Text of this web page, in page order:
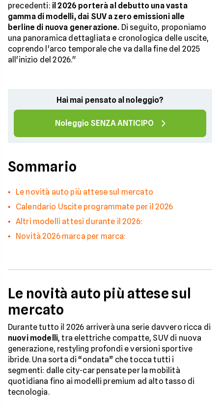
precedenti: il 2026 porterà al debutto una vasta
gamma di modelli, dai SUV a zero emissioni alle
berline di nuova generazione. Di seguito, proponiamo
una panoramica dettagliata e cronologica delle uscite,
coprendo l'arco temporale che va dalla fine del 2025
all'inizio del 2026."
Hai mai pensato al noleggio?
Noleggio SENZA ANTICIPO
Sommario
Le novità auto più attese sul mercato
Calendario Uscite programmate per il 2026
Altri modelli attesi durante il 2026:
Novità 2026 marca per marca:
Le novità auto più attese sul
mercato
Durante tutto il 2026 arriverà una serie davvero ricca di
nuovi modelli, tra elettriche compatte, SUV di nuova
generazione, restyling profondi e versioni sportive
ibride. Una sorta di “ondata” che tocca tutti i
segmenti: dalle city-car pensate per la mobilità
quotidiana fino ai modelli premium ad alto tasso di
tecnologia.